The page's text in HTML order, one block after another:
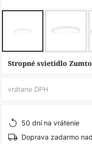
Preskočiť
Stropné svietidlo
vrátane DPH
50 dní na vrátenie
Doprava zadarmo